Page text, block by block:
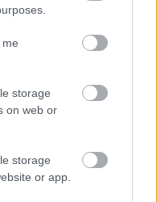
storage
on web or
storage
or app.
08-12 20:30